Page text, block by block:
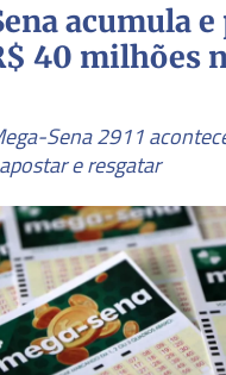
acumula e
40 milhões
Sena 2911
e resgatar